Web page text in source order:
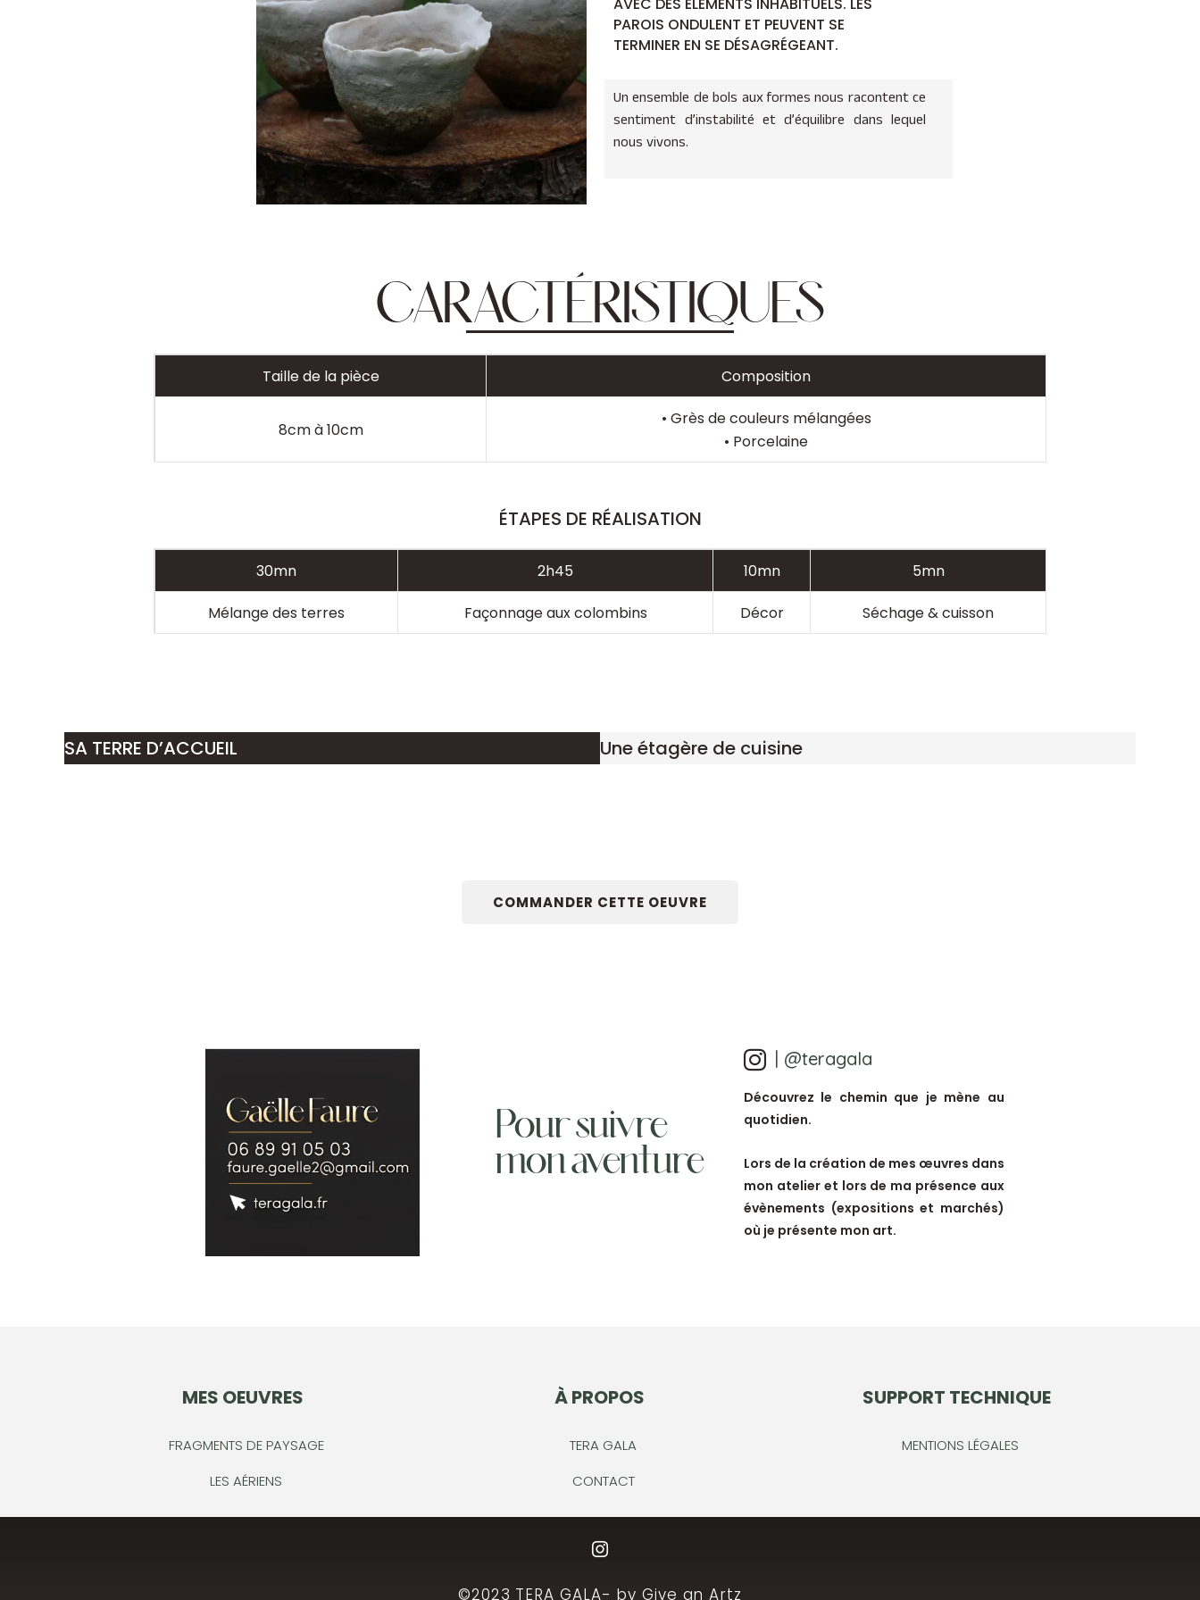
PAROIS ONDULENT ET PEUVENT SE
TERMINER EN SE DÉSAGRÉGEANT.
Un ensemble de bols aux formes nous racontent ce
sentiment d’instabilité et d’équilibre dans lequel
nous vivons.
CARACTÉRISTIQUES
Taille de la pièce Composition
8cm à 10cm
• Grès de couleurs mélangées
• Porcelaine
ÉTAPES DE RÉALISATION
30mn 2h45 10mn 5mn
Mélange des terres Façonnage aux colombins Décor Séchage & cuisson
SA TERRE D’ACCUEIL Une étagère de cuisine
COMMANDER CETTE OEUVRE
Pour suivre
mon aventure
| @teragala
Découvrez le chemin que je mène au
quotidien.
Lors de la création de mes œuvres dans
mon atelier et lors de ma présence aux
évènements (expositions et marchés)
où je présente mon art.
MES OEUVRES
FRAGMENTS DE PAYSAGE
LES AÉRIENS
À PROPOS
TERA GALA
CONTACT
SUPPORT TECHNIQUE
MENTIONS LÉGALES
©2023 TERA GALA- by Give an Artz